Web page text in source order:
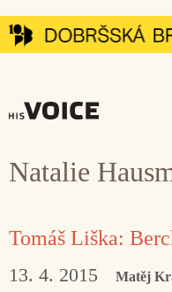
Přeskočit
na
Natalie
Tomáš Liška:
13. 4. 2015 Matěj